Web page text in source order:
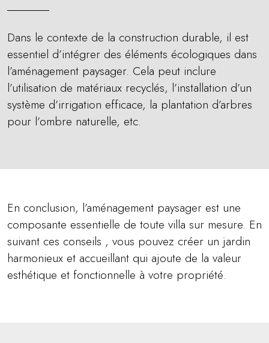
Dans le contexte de la construction durable, il est
essentiel d’intégrer des éléments écologiques dans
l’aménagement paysager. Cela peut inclure
l’utilisation de matériaux recyclés, l’installation d’un
système d’irrigation efficace, la plantation d’arbres
pour l’ombre naturelle, etc.
En conclusion, l’aménagement paysager est une
composante essentielle de toute villa sur mesure. En
suivant ces conseils , vous pouvez créer un jardin
harmonieux et accueillant qui ajoute de la valeur
esthétique et fonctionnelle à votre propriété.